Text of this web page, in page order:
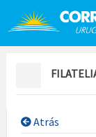
Saltar al contenido
Atrás